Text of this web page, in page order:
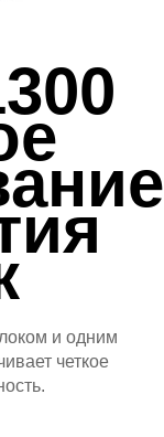
и одним
четкое